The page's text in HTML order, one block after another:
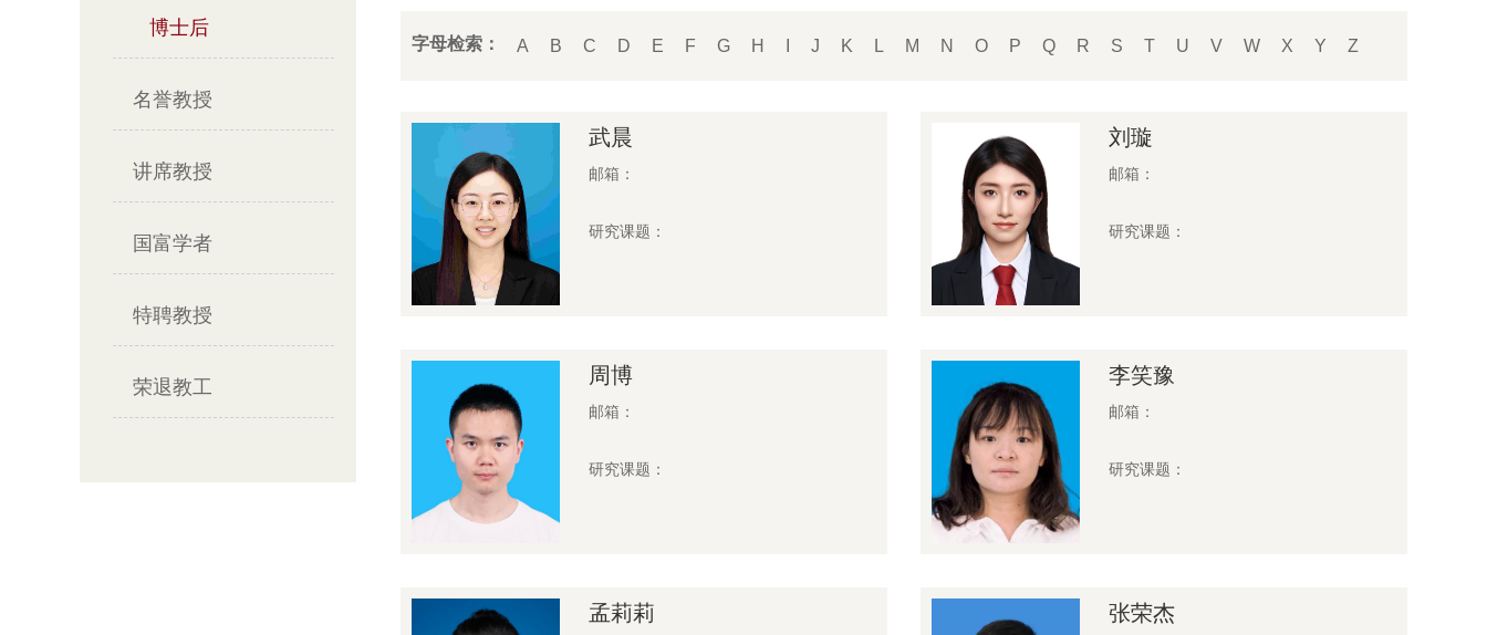
博士后
名誉教授
讲席教授
国富学者
特聘教授
荣退教工
字母检索： A B C D E F G H J K L M N O P Q R S T U V W X Y Z
武晨
邮箱：
研究课题：
刘璇
邮箱：
研究课题：
周博
邮箱：
研究课题：
李笑豫
邮箱：
研究课题：
孟莉莉 张荣杰